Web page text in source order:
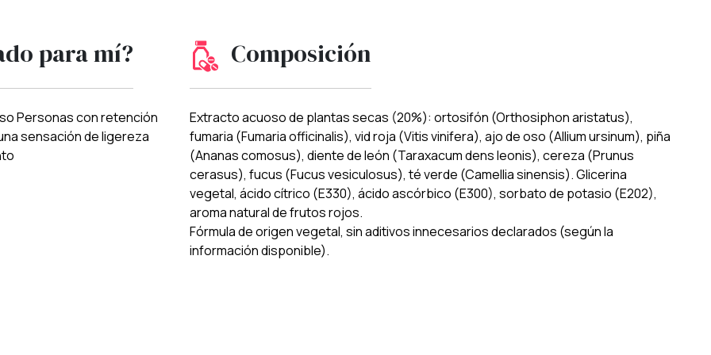
para mí?
Personas con retención
sensación de ligereza
Composición
Extracto acuoso de plantas secas (20%): ortosifón (Orthosiphon aristatus),
fumaria (Fumaria officinalis), vid roja (Vitis vinifera), ajo de oso (Allium ursinum), piña
(Ananas comosus), diente de león (Taraxacum dens leonis), cereza (Prunus
cerasus), fucus (Fucus vesiculosus), té verde (Camellia sinensis). Glicerina
vegetal, ácido cítrico (E330), ácido ascórbico (E300), sorbato de potasio (E202),
aroma natural de frutos rojos.
Fórmula de origen vegetal, sin aditivos innecesarios declarados (según la
información disponible).